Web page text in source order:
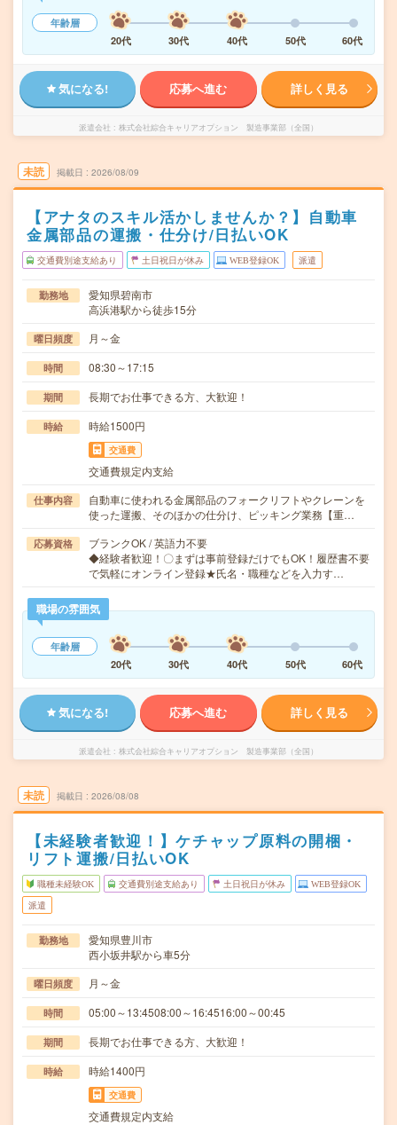
年齢層
20代
30代 40代 50代 60代
気になる! 応募へ進む 詳しく見る
派遣会社 株式会社綜合キャリアオプション 製造事業部（全国）
未読 掲載日 2026/08/09
【アナタのスキル活かしませんか？】自動車
金属部品の運搬・仕分け/日払いOK
交通費別途支給あり 土日祝日が休み WEB登録OK 派遣
勤務地
愛知県碧南市
高浜港駅から徒歩15分
曜日頻度 月～金
時間 08:30～17:15
期間 長期でお仕事できる方、大歓迎！
時給 時給1500円
交通費
交通費規定内支給
仕事内容
自動車に使われる金属部品のフォークリフトやクレーンを
使った運搬、そのほかの仕分け、ピッキング業務【重…
応募資格
ブランクOK / 英語力不要
◆経験者歓迎！〇まずは事前登録だけでもOK！履歴書不要
で気軽にオンライン登録★氏名・職種などを入力す…
職場の雰囲気
年齢層
20代
30代 40代 50代 60代
気になる! 応募へ進む 詳しく見る
派遣会社 株式会社綜合キャリアオプション 製造事業部（全国）
未読 掲載日 2026/08/08
【未経験者歓迎！】ケチャップ原料の開梱・
リフト運搬/日払いOK
職種未経験OK 交通費別途支給あり 土日祝日が休み WEB登録OK
派遣
勤務地
愛知県豊川市
西小坂井駅から車5分
曜日頻度 月～金
時間 05:00～13:4508:00～16:4516:00～00:45
期間 長期でお仕事できる方、大歓迎！
時給 時給1400円
交通費
交通費規定内支給